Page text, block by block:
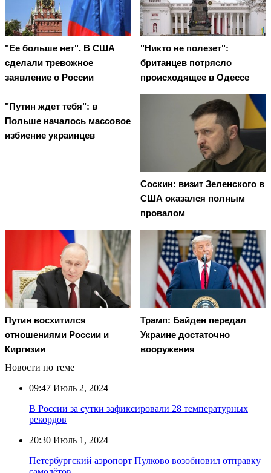
"Ее больше нет". В США
сделали тревожное
заявление о России
"Никто не полезет":
британцев потрясло
происходящее в Одессе
"Путин ждет тебя": в
Польше началось массовое
избиение украинцев
Соскин: визит Зеленского в
США оказался полным
провалом
Путин восхитился
отношениями России и
Киргизии
Трамп: Байден передал
Украине достаточно
вооружения
Новости по теме
09:47 Июль 2, 2024
В России за сутки зафиксировали 28 температурных
рекордов
20:30 Июль 1, 2024
Петербургский аэропорт Пулково возобновил отправку